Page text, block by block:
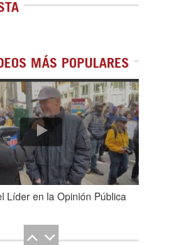
MÁS POPULARES
1de5
Líder en la Opinión Pública